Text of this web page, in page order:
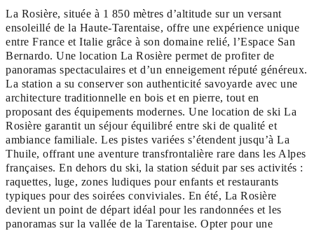
La Rosière, située à 1 850 mètres d’altitude sur un versant
ensoleillé de la Haute-Tarentaise, offre une expérience unique
entre France et Italie grâce à son domaine relié, l’Espace San
Bernardo. Une location La Rosière permet de profiter de
panoramas spectaculaires et d’un enneigement réputé généreux.
La station a su conserver son authenticité savoyarde avec une
architecture traditionnelle en bois et en pierre, tout en
proposant des équipements modernes. Une location de ski La
Rosière garantit un séjour équilibré entre ski de qualité et
ambiance familiale. Les pistes variées s’étendent jusqu’à La
Thuile, offrant une aventure transfrontalière rare dans les Alpes
françaises. En dehors du ski, la station séduit par ses activités :
raquettes, luge, zones ludiques pour enfants et restaurants
typiques pour des soirées conviviales. En été, La Rosière
devient un point de départ idéal pour les randonnées et les
panoramas sur la vallée de la Tarentaise. Opter pour une